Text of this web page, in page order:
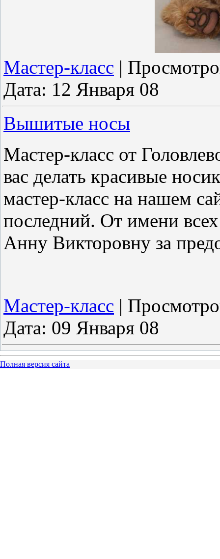
Мастер-класс |
Дата: 12 Января 08
Вышитые носы
Мастер-класс от
вас делать красивые
мастер-класс на нашем
последний. От имени
Анну Викторовну за
Мастер-класс |
Дата: 09 Января 08
Полная версия сайта